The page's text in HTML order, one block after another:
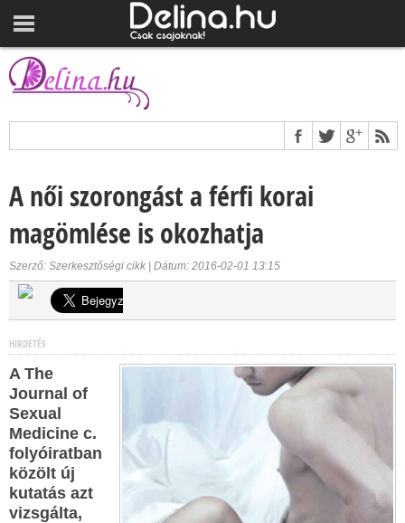
A női szorongást a férfi korai
magömlése is okozhatja
Szerző: Szerkesztőségi cikk | Dátum: 2016-02-01 13:15
HIRDETÉS
A The
Journal of
Sexual
Medicine c.
folyóiratban
közölt új
kutatás azt
vizsgálta,